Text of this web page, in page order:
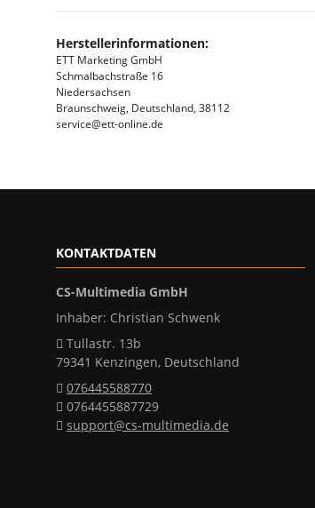
Herstellerinformationen:
ETT Marketing GmbH
Schmalbachstraße 16
Niedersachsen
Braunschweig, Deutschland, 38112
service@ett-online.de
KONTAKTDATEN
CS-Multimedia GmbH
Inhaber: Christian Schwenk
Tullastr. 13b
79341 Kenzingen, Deutschland
076445588770
0764455887729
support@cs-multimedia.de